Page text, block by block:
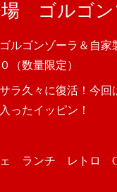
場 ゴルゴン
ルゴンゾーラ＆自家
（数量限定）
ラ久々に復活！今
ったイッピン！
ランチ レトロ